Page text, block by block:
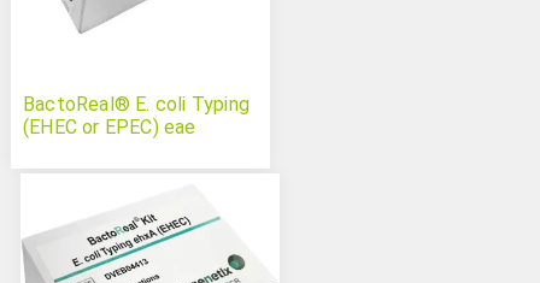
BactoReal® E. coli Typing
(EHEC or EPEC) eae